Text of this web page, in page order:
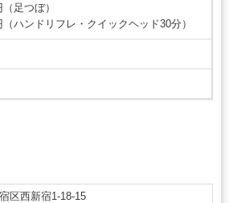
足つぼ）
（ハンドリフレ・クイックヘッド30分）
区西新宿1-18-15